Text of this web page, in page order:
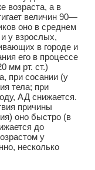
возраста, а в
величин 90—
оно в среднем
у взрослых,
в городе и
его в процессе
мм рт. ст.)
при сосании (у
тела; при
АД снижается.
причины
оно быстро (в
до
у
несколько